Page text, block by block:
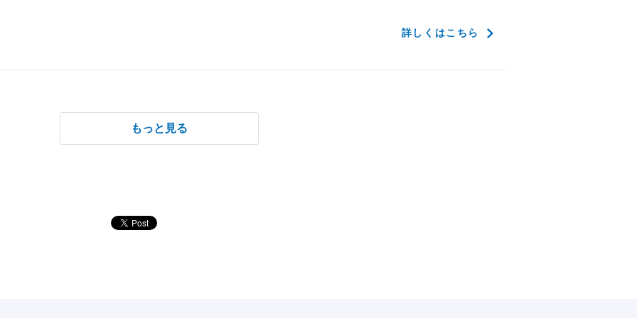
詳しくはこちら
もっと見る